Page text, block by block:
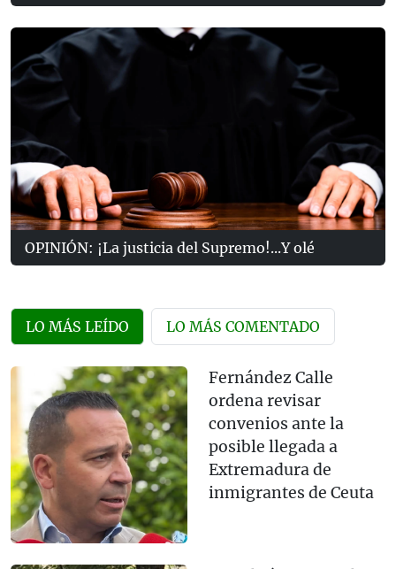
OPINIÓN: ¡La justicia del Supremo!...Y olé
LO MÁS LEÍDO LO MÁS COMENTADO
Fernández Calle
ordena revisar
convenios ante la
posible llegada a
Extremadura de
inmigrantes de Ceuta